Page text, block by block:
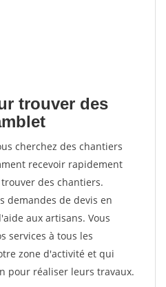
trouver des
cherchez des chantiers
recevoir rapidement
des chantiers.
demandes de devis en
aux artisans. Vous
services à tous les
zone d'activité et qui
pour réaliser leurs travaux.